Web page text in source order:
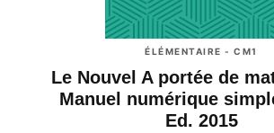
ÉLÉMENTAIRE - CM1
Le Nouvel A portée de
Manuel numérique
Ed. 2015